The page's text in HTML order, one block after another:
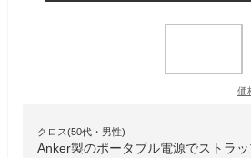
価
クロス(50代・男性)
Anker製のポータブル電源でストラ